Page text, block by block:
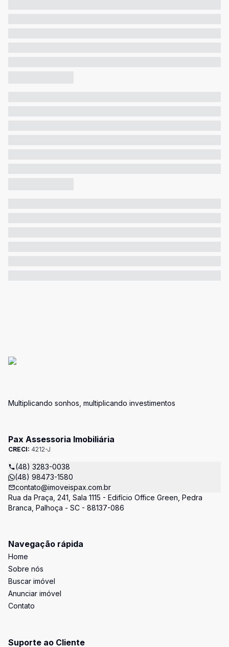
Multiplicando sonhos, multiplicando investimentos
Pax Assessoria Imobiliária
CRECI: 4212-J
(48) 3283-0038
(48) 98473-1580
contato@imoveispax.com.br
Rua da Praça, 241, Sala 1115 - Edifício Office Green, Pedra
Branca, Palhoça - SC - 88137-086
Navegação rápida
Home
Sobre nós
Buscar imóvel
Anunciar imóvel
Contato
Suporte ao Cliente